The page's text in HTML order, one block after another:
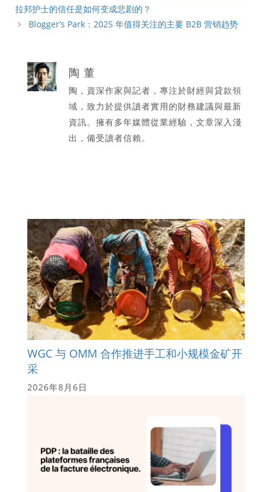
拉邦护士的信任是如何变成悲剧的？
Blogger’s Park：2025 年值得关注的主要 B2B 营销趋势
陶 董
陶，資深作家與記者，專注於財經與貸款領
域，致力於提供讀者實用的財務建議與最新
資訊。擁有多年媒體從業經驗，文章深入淺
出，備受讀者信賴。
WGC 与 OMM 合作推进手工和小规模金矿开
采
2026年8月6日